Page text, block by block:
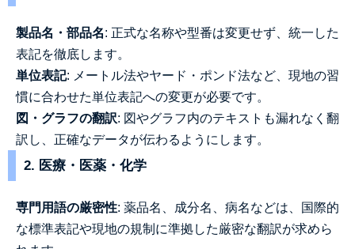
製品名・部品名: 正式な名称や型番は変更せず、統一した
表記を徹底します。
単位表記: メートル法やヤード・ポンド法など、現地の習
慣に合わせた単位表記への変更が必要です。
図・グラフの翻訳: 図やグラフ内のテキストも漏れなく翻
訳し、正確なデータが伝わるようにします。
2. 医療・医薬・化学
専門用語の厳密性: 薬品名、成分名、病名などは、国際的
な標準表記や現地の規制に準拠した厳密な翻訳が求めら